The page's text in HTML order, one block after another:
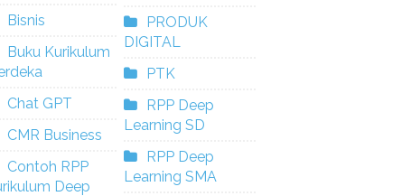
Bisnis
Buku Kurikulum
Chat GPT
CMR Business
Contoh RPP
Deep
PRODUK
DIGITAL
PTK
RPP Deep
Learning SD
RPP Deep
Learning SMA